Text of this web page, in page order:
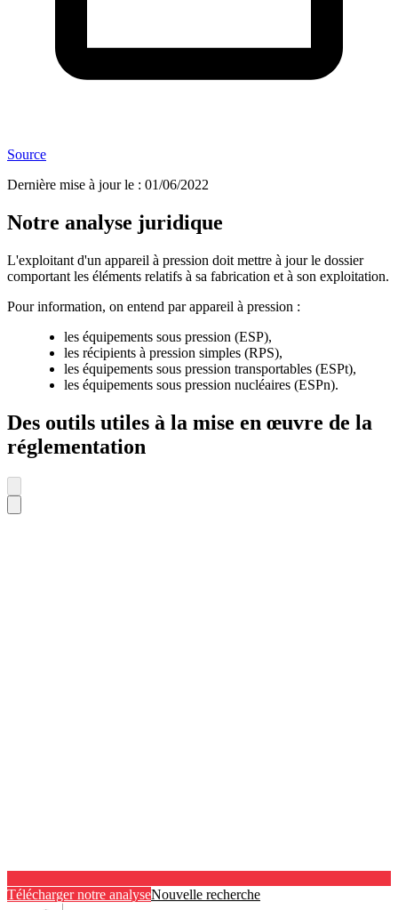
Source
Dernière mise à jour le : 01/06/2022
Notre analyse juridique
L'exploitant d'un appareil à pression doit mettre à jour le dossier
comportant les éléments relatifs à sa fabrication et à son exploitation.
Pour information, on entend par appareil à pression :
les équipements sous pression (ESP),
les récipients à pression simples (RPS),
les équipements sous pression transportables (ESPt),
les équipements sous pression nucléaires (ESPn).
Des outils utiles à la mise en œuvre de la
réglementation
Télécharger notre analyseNouvelle recherche